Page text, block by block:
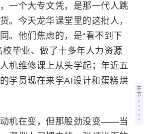
个大专文凭，是那一代人跳
。今天龙华课堂里的这批人，
。他们焦虑的，是“看不到下
毕业、做了十多年人力资源
机维修课上从头学起；年近五
学员现在来学AI设计和蛋糕烘
在变，但那股劲没变——当
章
节